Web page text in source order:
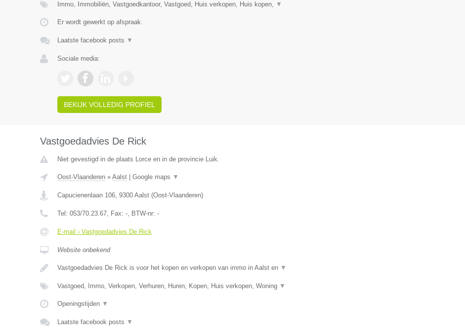
Immo, Immobiliën, Vastgoedkantoor, Vastgoed, Huis verkopen, Huis kopen, ▼
Er wordt gewerkt op afspraak.
Laatste facebook posts ▼
Sociale media:
BEKIJK VOLLEDIG PROFIEL
Vastgoedadvies De Rick
Niet gevestigd in de plaats Lorce en in de provincie Luik.
Oost-Vlaanderen» Aalst| Google maps ▼
Capucienenlaan 106, 9300 Aalst(Oost-Vlaanderen)
Tel: 053/70.23.67, Fax: -, BTW-nr: -
E-mail › Vastgoedadvies De Rick
Website onbekend
Vastgoedadvies De Rick is voor het kopen en verkopen van immo in Aalst en ▼
Vastgoed, Immo, Verkopen, Verhuren, Huren, Kopen, Huis verkopen, Woning ▼
Openingstijden ▼
Laatste facebook posts ▼